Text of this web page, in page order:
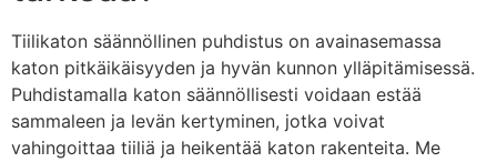
Tiilikaton säännöllinen puhdistus on avainasemassa
katon pitkäikäisyyden ja hyvän kunnon ylläpitämisessä.
Puhdistamalla katon säännöllisesti voidaan estää
sammaleen ja levän kertyminen, jotka voivat
vahingoittaa tiiliä ja heikentää katon rakenteita. Me